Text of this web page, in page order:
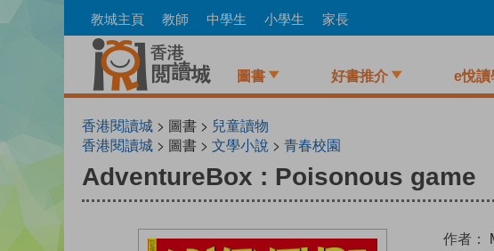
to
教城主頁 教師 中學生 小學生 家長
圖書 好書推介 e悅讀
香港閱讀城 > 圖書 > 兒童讀物
香港閱讀城 > 圖書 > 文學小說 > 青春校園
AdventureBox : Poisonous game
作者：